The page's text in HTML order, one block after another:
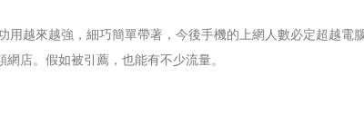
越來越強，細巧簡單帶著，今後手機的上網人數必定超越電
店。假如被引薦，也能有不少流量。